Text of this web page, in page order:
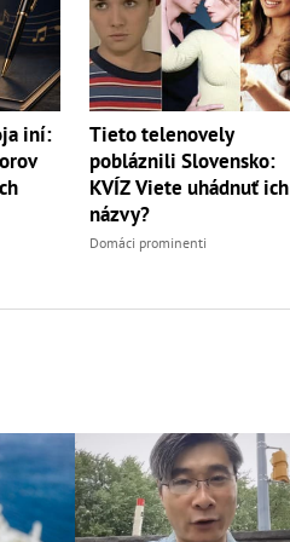
iní:
Tieto telenovely
pobláznili Slovensko:
KVÍZ Viete uhádnuť ich
názvy?
Domáci prominenti